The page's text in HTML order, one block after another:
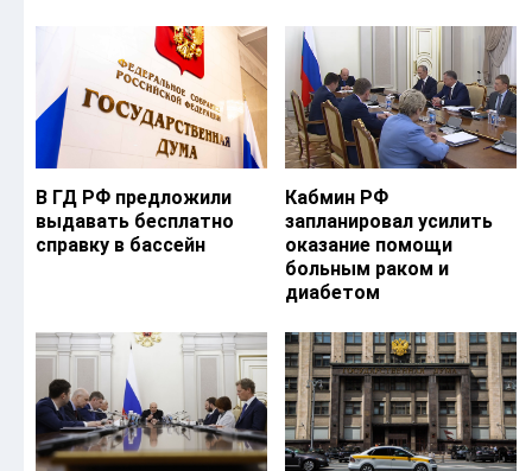
В ГД РФ предложили
выдавать бесплатно
справку в бассейн
Кабмин РФ
запланировал усилить
оказание помощи
больным раком и
диабетом